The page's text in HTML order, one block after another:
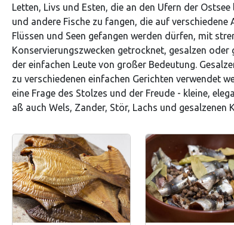
Letten, Livs und Esten, die an den Ufern der
und andere Fische zu fangen, die auf verschiedene
Flüssen und Seen gefangen werden dürfen, mit
Konservierungszwecken getrocknet, gesalzen
der einfachen Leute von großer Bedeutung.
zu verschiedenen einfachen Gerichten verwendet
eine Frage des Stolzes und der Freude - kleine,
aß auch Wels, Zander, Stör, Lachs und gesalzenen